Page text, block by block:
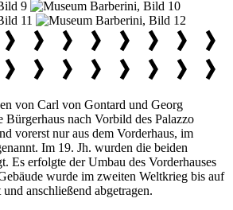
von Carl von Gontard und Georg
Bürgerhaus nach Vorbild des Palazzo
vorerst nur aus dem Vorderhaus, im
Im 19. Jh. wurden die beiden
Es erfolgte der Umbau des Vorderhauses
wurde im zweiten Weltkrieg bis auf
anschließend abgetragen.